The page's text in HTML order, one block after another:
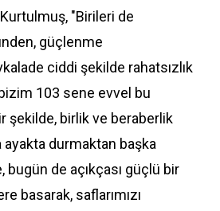
"Birileri de
güçlenme
ciddi şekilde rahatsızlık
103 sene evvel bu
şekilde, birlik ve beraberlik
durmaktan başka
bugün de açıkçası güçlü bir
basarak, saflarımızı